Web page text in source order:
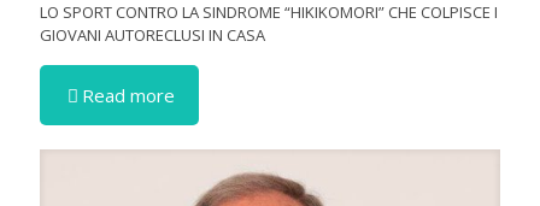
LO SPORT CONTRO LA SINDROME “HIKIKOMORI” CHE COLPISCE I
GIOVANI AUTORECLUSI IN CASA
Read more